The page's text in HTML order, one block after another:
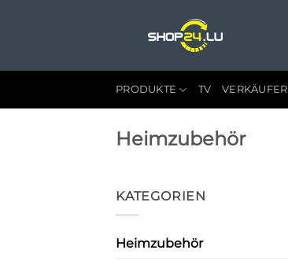
PRODUKTE TV VERKÄUFER
Heimzubehör
KATEGORIEN
Heimzubehör